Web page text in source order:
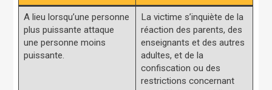
A lieu lorsqu’une personne
plus puissante attaque
une personne moins
puissante.
La victime s’inquiète de la
réaction des parents, des
enseignants et des autres
adultes, et de la
confiscation ou des
restrictions concernant